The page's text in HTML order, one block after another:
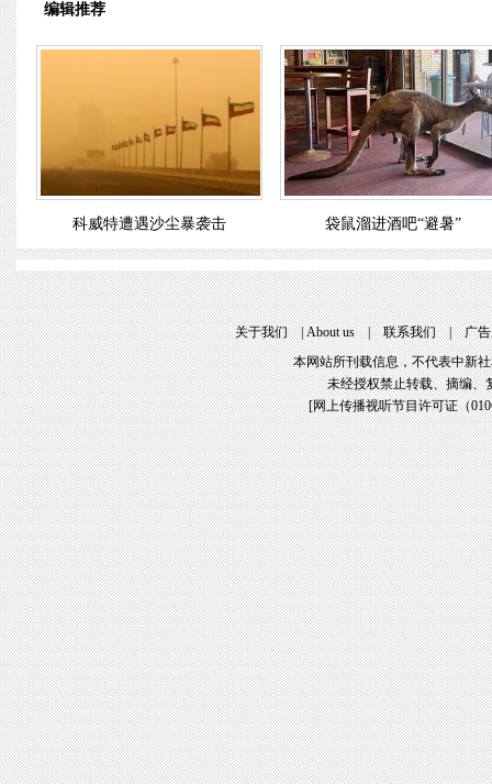
编辑推荐
科威特遭遇沙尘暴袭击 袋鼠溜进酒吧“避暑”
关于我们 | About u | 联系我们 | 广
本网站所刊载信息，不代表中新
未经授权禁止转载、摘编、
[网上传播视听节目许可证（